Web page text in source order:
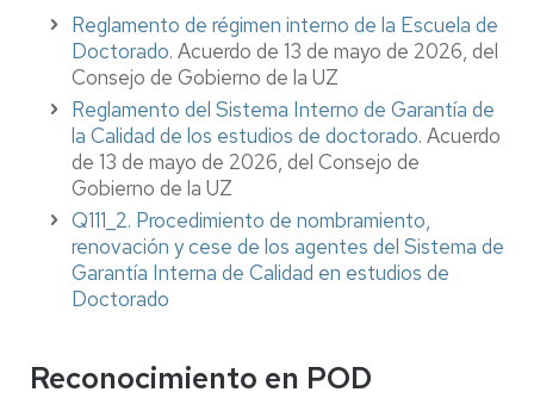
Reglamento de régimen interno de la Escuela de
Doctorado. Acuerdo de 13 de mayo de 2026, del
Consejo de Gobierno de la UZ
Reglamento del Sistema Interno de Garantía de
la Calidad de los estudios de doctorado. Acuerdo
de 13 de mayo de 2026, del Consejo de
Gobierno de la UZ
Q111_2. Procedimiento de nombramiento,
renovación y cese de los agentes del Sistema de
Garantía Interna de Calidad en estudios de
Doctorado
Reconocimiento en POD